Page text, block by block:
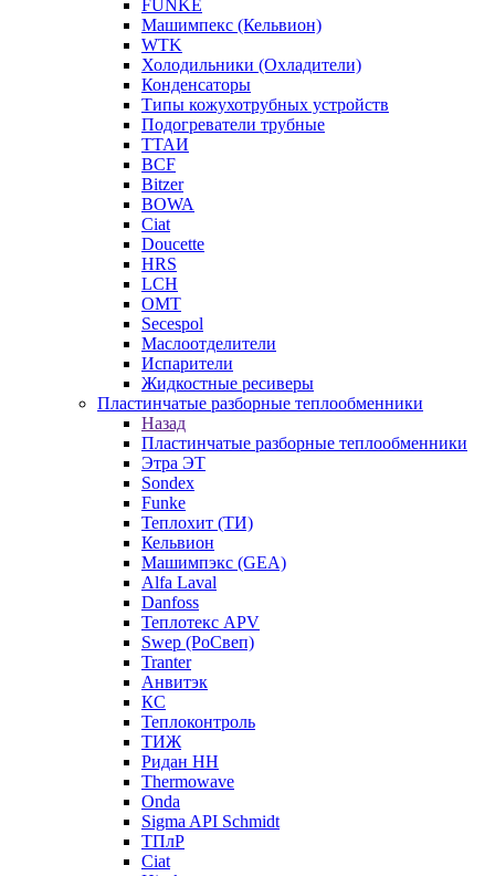
FUNKE
Машимпекс (Кельвион)
WTK
Холодильники (Охладители)
Конденсаторы
Типы кожухотрубных устройств
Подогреватели трубные
ТТАИ
BCF
Bitzer
BOWA
Ciat
Doucette
HRS
LCH
OMT
Secespol
Маслоотделители
Испарители
Жидкостные ресиверы
Пластинчатые разборные теплообменники
Назад
Пластинчатые разборные теплообменники
Этра ЭТ
Sondex
Funke
Теплохит (ТИ)
Кельвион
Машимпэкс (GEA)
Alfa Laval
Danfoss
Теплотекс APV
Swep (РоСвеп)
Tranter
Анвитэк
КС
Теплоконтроль
ТИЖ
Ридан НН
Thermowave
Onda
Sigma API Schmidt
ТПлР
Ciat